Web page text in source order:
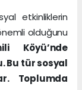
etkinliklerin
olduğunu
Köyü’nde
Bu tür sosyal
Toplumda